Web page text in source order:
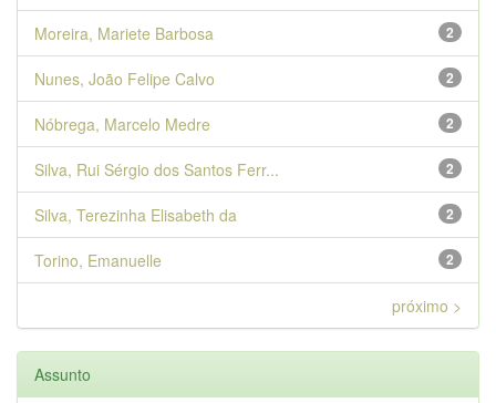
2
Moreira, Mariete Barbosa
2
Nunes, João Felipe Calvo
2
Nóbrega, Marcelo Medre
2
Silva, Rui Sérgio dos Santos Ferr...
2
Silva, Terezinha Elisabeth da
2
Torino, Emanuelle
próximo >
Assunto